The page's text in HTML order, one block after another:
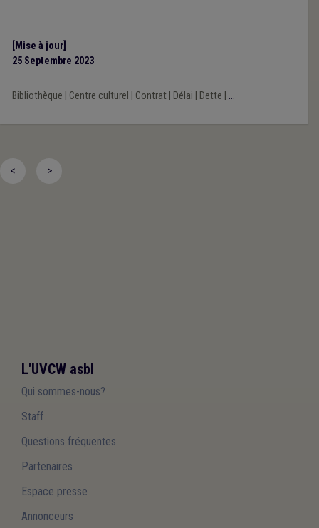
[Mise à jour]
25 Septembre 2023
Bibliothèque Centre culturel Contrat| Délai Dette ...
< >
L'UVCW asbl
Qui sommes-nous?
Staff
Questions fréquentes
Partenaires
Espace presse
Annonceurs